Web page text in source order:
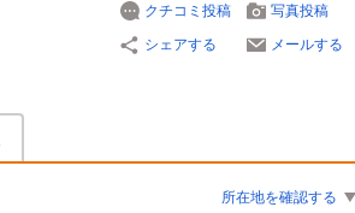
クチコミ投稿
写真投稿
シェアする
メールする
所在地を確認する